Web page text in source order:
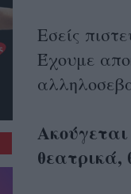
Εσείς
Έχουμε
θεατρικά,